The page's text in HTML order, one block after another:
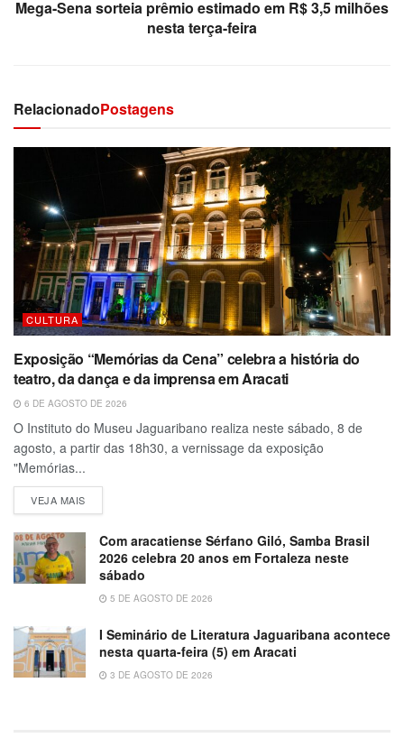
Mega-Sena sorteia prêmio estimado em R$ 3,5 milhões
nesta terça-feira
RelacionadoPostagens
CULTURA
Exposição “Memórias da Cena” celebra a história do
teatro, da dança e da imprensa em Aracati
6 DE AGOSTO DE 2026
O Instituto do Museu Jaguaribano realiza neste sábado, 8 de
agosto, a partir das 18h30, a vernissage da exposição
"Memórias...
VEJA MAIS
Com aracatiense Sérfano Giló, Samba Brasil
2026 celebra 20 anos em Fortaleza neste
sábado
5 DE AGOSTO DE 2026
I Seminário de Literatura Jaguaribana acontece
nesta quarta-feira (5) em Aracati
3 DE AGOSTO DE 2026